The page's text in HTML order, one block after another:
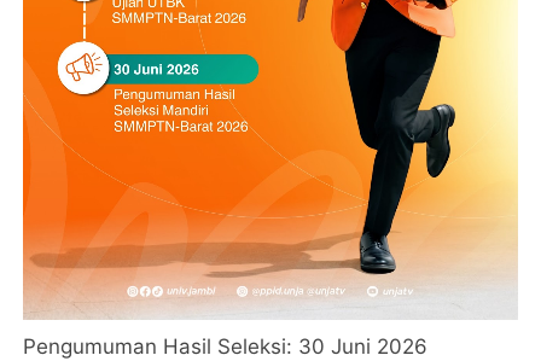
Pengumuman Hasil Seleksi: 30 Juni 2026